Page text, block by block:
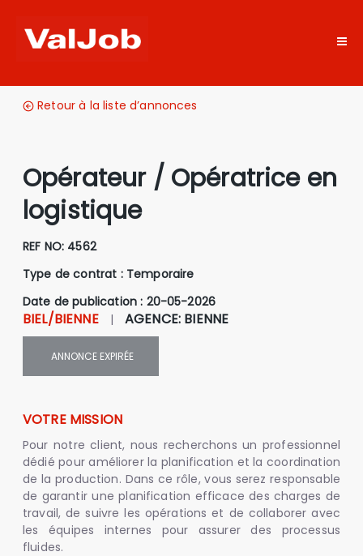
Retour à la liste d’annonces
Opérateur / Opératrice en
logistique
REF NO: 4562
Type de contrat : Temporaire
Date de publication : 20-05-2026
BIEL/BIENNE | AGENCE: BIENNE
ANNONCE EXPIRÉE
VOTRE MISSION
Pour notre client, nous recherchons un professionnel
dédié pour améliorer la planification et la coordination
de la production. Dans ce rôle, vous serez responsable
de garantir une planification efficace des charges de
travail, de suivre les opérations et de collaborer avec
les équipes internes pour assurer des processus
fluides.